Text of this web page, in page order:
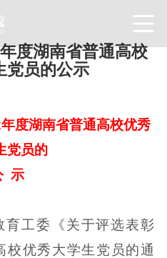
度湖南省普通高校
党员的公示
度湖南省普通高校优秀
党员的
示
育工委《关于评选表彰
校优秀大学生党员的通